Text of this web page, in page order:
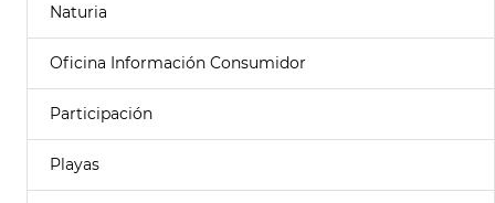
Naturia
Oficina Información Consumidor
Participación
Playas